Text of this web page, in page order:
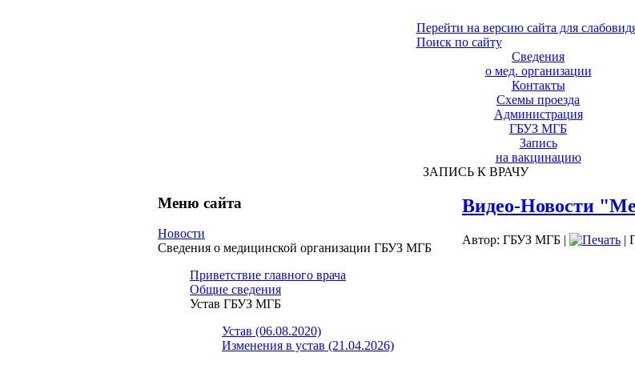
Перейти на версию сайта для
Поиск по сайту
Сведения
о мед. организации
Контакты
Схемы проезда
Администрация
ГБУЗ МГБ
Запись
на вакцинацию
ЗАПИСЬ К ВРАЧУ
Меню сайта
Новости
Сведения о медицинской организации ГБУЗ МГБ
Приветствие главного врача
Общие сведения
Устав ГБУЗ МГБ
Устав (06.08.2020)
Изменения в устав (21.04.2026)
Видео-Новости
Автор: ГБУЗ МГБ | |